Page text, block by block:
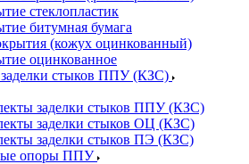
стеклопластик
битумная бумага
(кожух оцинкованный)
оцинкованное
стыков ППУ (КЗС)
заделки стыков ППУ (КЗС)
заделки стыков ОЦ (КЗС)
заделки стыков ПЭ (КЗС)
опоры ППУ